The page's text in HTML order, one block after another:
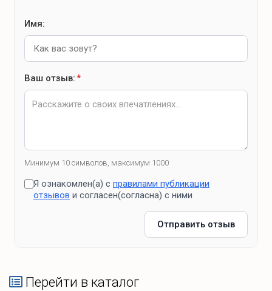
Имя:
Ваш отзыв:*
Минимум 10 символов, максимум 1000
Я ознакомлен(а) с правилами публикации
отзывов и согласен(согласна) с ними
Отправить отзыв
Перейти в каталог